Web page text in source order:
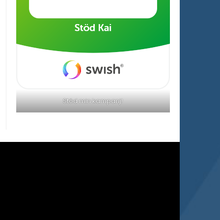
Stöd min kampanj!